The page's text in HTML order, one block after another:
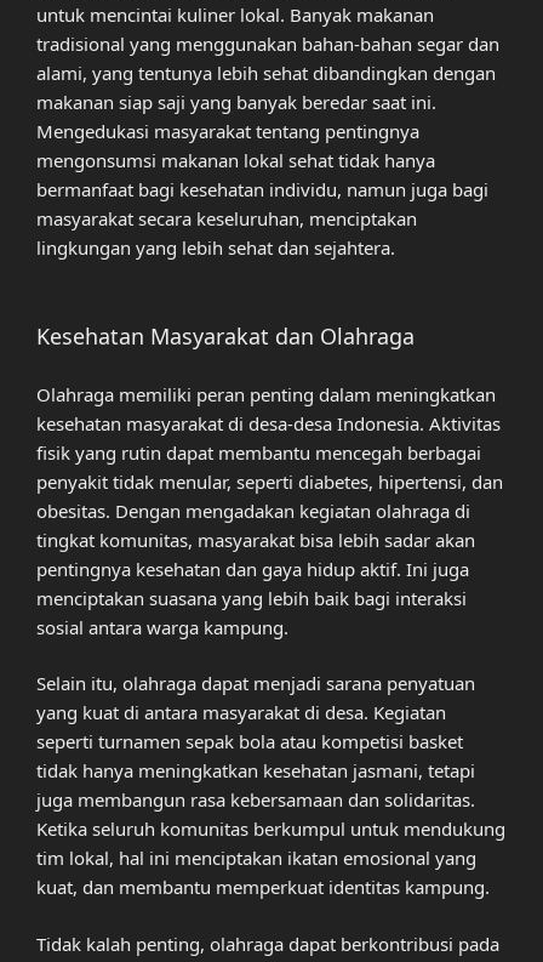
untuk mencintai kuliner lokal. Banyak makanan
tradisional yang menggunakan bahan-bahan segar dan
alami, yang tentunya lebih sehat dibandingkan dengan
makanan siap saji yang banyak beredar saat ini.
Mengedukasi masyarakat tentang pentingnya
mengonsumsi makanan lokal sehat tidak hanya
bermanfaat bagi kesehatan individu, namun juga bagi
masyarakat secara keseluruhan, menciptakan
lingkungan yang lebih sehat dan sejahtera.
Kesehatan Masyarakat dan Olahraga
Olahraga memiliki peran penting dalam meningkatkan
kesehatan masyarakat di desa-desa Indonesia. Aktivitas
fisik yang rutin dapat membantu mencegah berbagai
penyakit tidak menular, seperti diabetes, hipertensi, dan
obesitas. Dengan mengadakan kegiatan olahraga di
tingkat komunitas, masyarakat bisa lebih sadar akan
pentingnya kesehatan dan gaya hidup aktif. Ini juga
menciptakan suasana yang lebih baik bagi interaksi
sosial antara warga kampung.
Selain itu, olahraga dapat menjadi sarana penyatuan
yang kuat di antara masyarakat di desa. Kegiatan
seperti turnamen sepak bola atau kompetisi basket
tidak hanya meningkatkan kesehatan jasmani, tetapi
juga membangun rasa kebersamaan dan solidaritas.
Ketika seluruh komunitas berkumpul untuk mendukung
tim lokal, hal ini menciptakan ikatan emosional yang
kuat, dan membantu memperkuat identitas kampung.
Tidak kalah penting, olahraga dapat berkontribusi pada